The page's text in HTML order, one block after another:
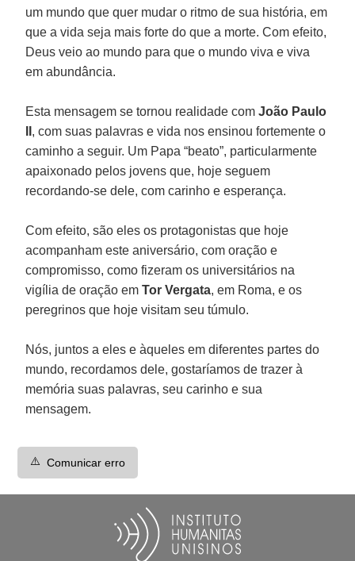
um mundo que quer mudar o ritmo de sua história, em
que a vida seja mais forte do que a morte. Com efeito,
Deus veio ao mundo para que o mundo viva e viva
em abundância.
Esta mensagem se tornou realidade comJoão Paulo
, com suas palavras e vida nos ensinou fortemente o
caminho a seguir. Um Papa “beato”, particularmente
apaixonado pelos jovens que, hoje seguem
recordando-se dele, com carinho e esperança.
Com efeito, são eles os protagonistas que hoje
acompanham este aniversário, com oração e
compromisso, como fizeram os universitários na
vigília de oração emTor Vergata, em Roma, e os
peregrinos que hoje visitam seu túmulo.
Nós, juntos a eles e àqueles em diferentes partes do
mundo, recordamos dele, gostaríamos de trazer à
memória suas palavras, seu carinho e sua
mensagem.
⚠️ Comunicar erro